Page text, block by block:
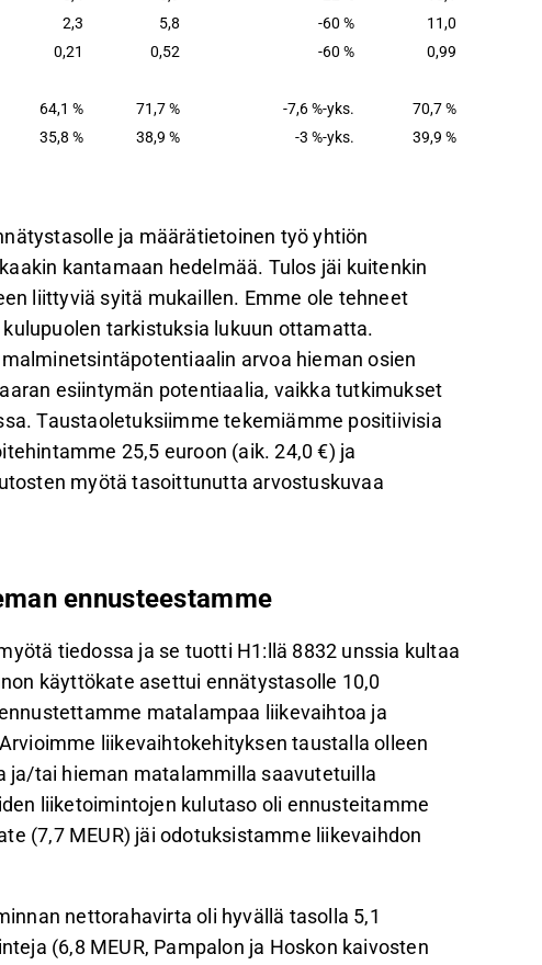
2,3 5,8 -60 %
11,0
0,21 0,52 -60 % 0,99
64,1 % 71,7 % -7,6 %-yks.
70,7 %
35,8 % 38,9 % -3 %-yks. 39,9 %
ja määrätietoinen työ yhtiön
kantamaan hedelmää. Tulos jäi kuitenkin
liittyviä syitä mukaillen. Emme ole tehneet
tarkistuksia lukuun ottamatta.
arvoa hieman osien
esiintymän potentiaalia, vaikka tutkimukset
Taustaoletuksiimme tekemiämme positiivisia
25,5 euroon (aik. 24,0 €) ja
myötä tasoittunutta arvostuskuvaa
ennusteestamme
tiedossa ja se tuotti H1:llä 8832 unssia kultaa
käyttökate asettui ennätystasolle 10,0
matalampaa liikevaihtoa ja
liikevaihtokehityksen taustalla olleen
tai hieman matalammilla saavutetuilla
liiketoimintojen kulutaso oli ennusteitamme
(7,7 MEUR) jäi odotuksistamme liikevaihdon
nettorahavirta oli hyvällä tasolla 5,1
(6,8 MEUR, Pampalon ja Hoskon kaivosten